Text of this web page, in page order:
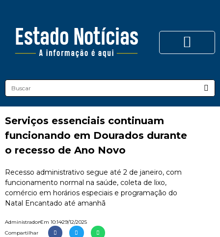
Serviços essenciais continuam
funcionando em Dourados durante
o recesso de Ano Novo
Recesso administrativo segue até 2 de janeiro, com
funcionamento normal na saúde, coleta de lixo,
comércio em horários especiais e programação do
Natal Encantado até amanhã
AdministradorEm 10:1429/12/2025
Compartilhar